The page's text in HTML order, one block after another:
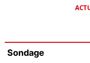
Sondage